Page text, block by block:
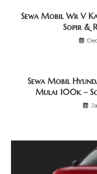
Sewa Mobil Wr V
Sopir &
Sewa Mobil
Mulai 100k –